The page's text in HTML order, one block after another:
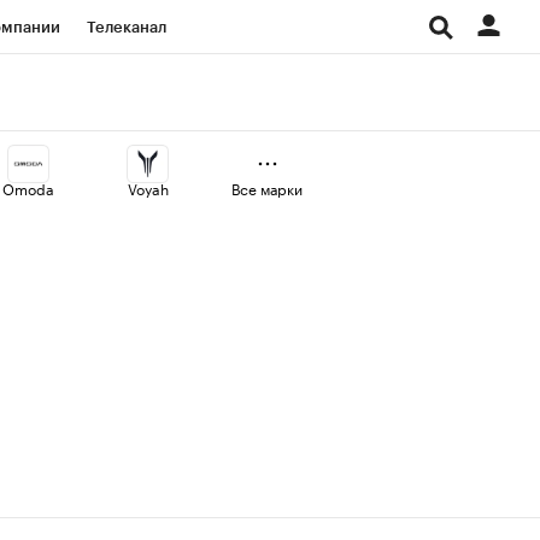
Телеканал
Проверка контрагентов
Omoda Voyah Все марки